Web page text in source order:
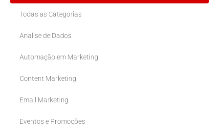
Todas as Categorias
Analise de Dados
Automação em Marketing
Content Marketing
Email Marketing
Eventos e Promoções